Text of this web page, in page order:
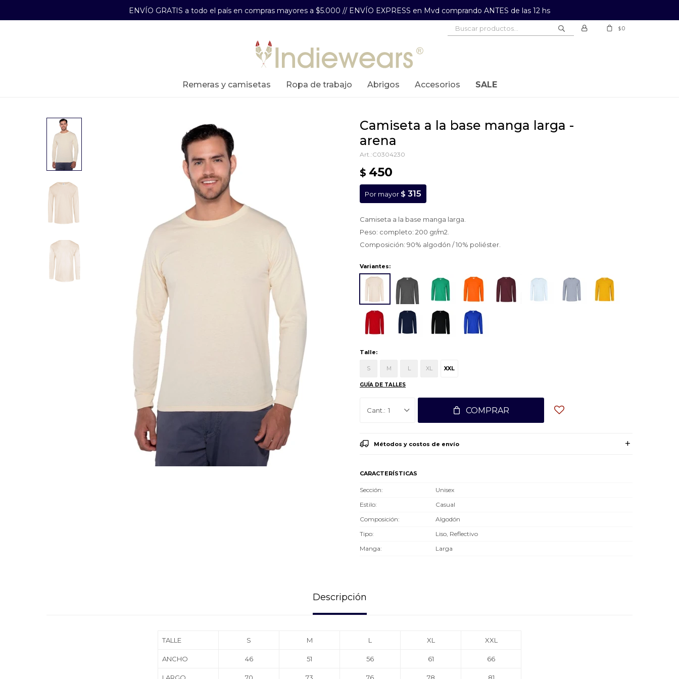
ENVÍO GRATIS a todo el país en compras mayores a $5.000 // ENVÍO EXPRESS en Mvd comprando ANTES de las 12 hs
remeras y camisetas ropa de trabajo abrigos accesorios SALE
$0
camiseta a la base manga larga -
arena
C0304230
$ 450
Por mayor $ 315
Camiseta a la base manga larga.
Peso: completo: 200 gr/m2.
Composición: 90% algodón / 10% poliéster.
Variantes:
Talle:
S M L XL XXL
GUÍA DE TALLES
1 COMPRAR
Métodos y costos de envío
CARACTERÍSTICAS
Sección
Unisex
Estilo
Casual
Composición
Algodón
Tipo
Liso, Reflectivo
Manga
Larga
Descripción
TALLE S M L XL XXL
ANCHO 46 51 56 61 66